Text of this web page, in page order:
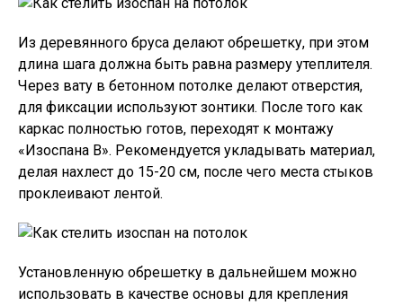
Из деревянного бруса делают обрешетку, при этом
длина шага должна быть равна размеру утеплителя.
Через вату в бетонном потолке делают отверстия,
для фиксации используют зонтики. После того как
каркас полностью готов, переходят к монтажу
«Изоспана В». Рекомендуется укладывать материал,
делая нахлест до 15-20 см, после чего места стыков
проклеивают лентой.
Установленную обрешетку в дальнейшем можно
использовать в качестве основы для крепления